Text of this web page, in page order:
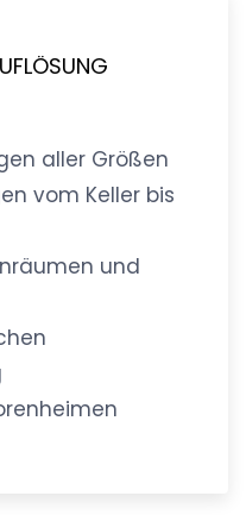
aller Größen
vom Keller bis
und